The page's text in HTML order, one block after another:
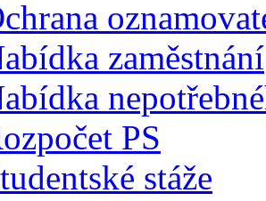
zaměstnání
PS
stáže